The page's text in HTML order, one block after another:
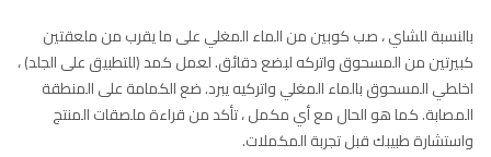
بالنسبة للشاي ، صب كوبين من الماء المغلي على ما يقرب من ملعقتين
كبيرتين من المسحوق واتركه لبضع دقائق. لعمل كمد (للتطبيق على الجلد) ،
اخلطي المسحوق بالماء المغلي واتركيه يبرد. ضع الكمامة على المنطقة
المصابة. كما هو الحال مع أي مكمل ، تأكد من قراءة ملصقات المنتج
واستشارة طبيبك قبل تجربة المكملات.